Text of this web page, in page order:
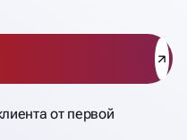
от первой